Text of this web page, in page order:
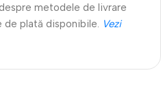
metodele de livrare
de plată disponibile.
Vezi